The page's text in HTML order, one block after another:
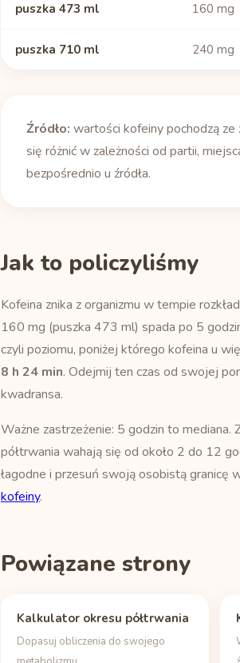
puszka 473 ml 160 mg
puszka 710 ml 240 mg
Źródło: wartości kofeiny pochodzą ze
się różnić w zależności od partii,
bezpośrednio u źródła.
Jak to policzyliśmy
Kofeina znika z organizmu w tempie
160 mg (puszka 473 ml) spada po 5
czyli poziomu, poniżej którego kofeina u
8 h 24 min. Odejmij ten czas od swojej
kwadransa.
Ważne zastrzeżenie: 5 godzin to
półtrwania wahają się od około 2 do 12
łagodne i przesuń swoją osobistą granicę
kofeiny.
Powiązane strony
Kalkulator okresu półtrwania
Dopasuj obliczenia do swojego